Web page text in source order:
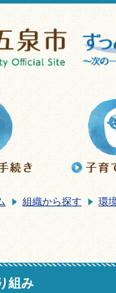
組織から探す 環
組み